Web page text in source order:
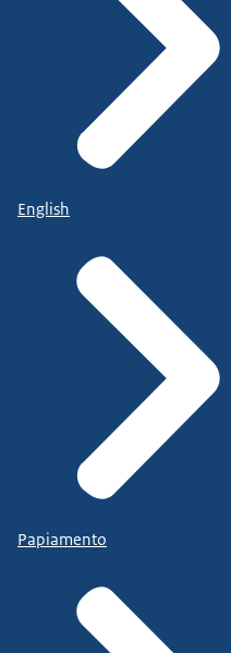
English
Papiamento